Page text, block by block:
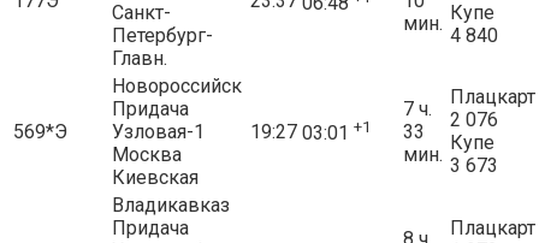
Санкт-
Петербург-
Главн.
мин. Купе
4 840
569*Э
Новороссийск
Придача
Узловая-1
Москва
Киевская
19:27 03:01 +1
7 ч.
33
мин.
Плацкарт
2 076
Купе
3 673
Владикавказ
Придача
Плацкарт